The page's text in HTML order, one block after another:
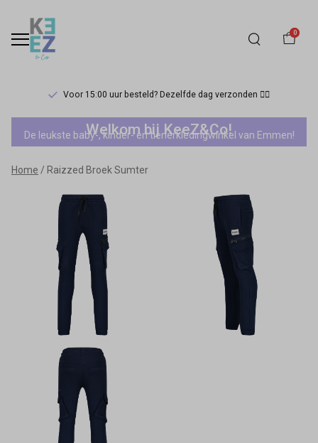
0
Voor 15:00 uur besteld? Dezelfde dag verzonden 🏃‍♀️
Raizzed
Broek
Sumter
Keez&Co
Welkom bij KeeZ&Co!
De leukste baby-, kinder- en tienerkledingwinkel van Emmen!
Home Raizzed Broek Sumter